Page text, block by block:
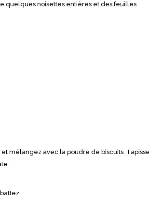
quelques noisettes entières et des feuilles
mélangez avec la poudre de biscuits.